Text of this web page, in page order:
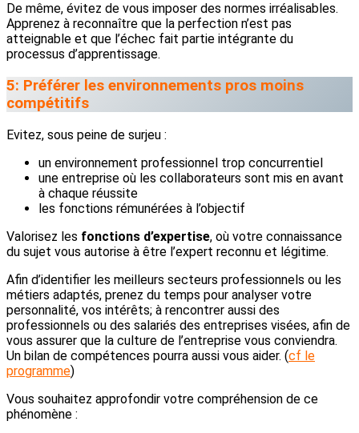
De même, évitez de vous imposer des normes irréalisables.
Apprenez à reconnaître que la perfection n’est pas
atteignable et que l’échec fait partie intégrante du
processus d’apprentissage.
5: Préférer les environnements pros moins
compétitifs
Evitez, sous peine de surjeu :
un environnement professionnel trop concurrentiel
une entreprise où les collaborateurs sont mis en avant
à chaque réussite
les fonctions rémunérées à l’objectif
Valorisez les fonctions d’expertise, où votre connaissance
du sujet vous autorise à être l’expert reconnu et légitime.
Afin d’identifier les meilleurs secteurs professionnels ou les
métiers adaptés, prenez du temps pour analyser votre
personnalité, vos intérêts; à rencontrer aussi des
professionnels ou des salariés des entreprises visées, afin de
vous assurer que la culture de l’entreprise vous conviendra.
Un bilan de compétences pourra aussi vous aider. (cf le
programme)
Vous souhaitez approfondir votre compréhension de ce
phénomène :